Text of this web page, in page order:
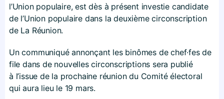
l’Union populaire, est dès à présent investie candidate
de l’Union populaire dans la deuxième circonscription
de La Réunion.
Un communiqué annonçant les binômes de chef·fes de
file dans de nouvelles circonscriptions sera publié
à l’issue de la prochaine réunion du Comité électoral
qui aura lieu le 19 mars.